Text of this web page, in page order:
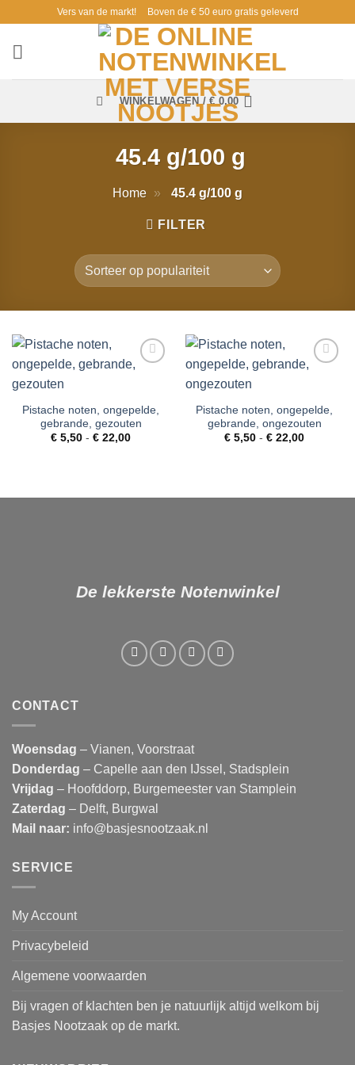
inhoud
Vers van de markt! Boven de € 50 euro gratis geleverd
WINKELWAGEN /€ 0,00
45.4 g/100 g
Home » 45.4 g/100 g
FILTER
Pistache noten, ongepelde,
gebrande, gezouten
€ 5,50 - € 22,00Prijsklasse:
Pistache noten, ongepelde,
gebrande, ongezouten
€ 5,50 - € 22,00
De lekkerste Notenwinkel
CONTACT
Woensdag – Vianen, Voorstraat
Donderdag – Capelle aan den IJssel, Stadsplein
Vrijdag – Hoofddorp, Burgemeester van Stamplein
Zaterdag – Delft, Burgwal
Mail naar: info@basjesnootzaak.nl
SERVICE
My Account
Privacybeleid
Algemene voorwaarden
Bij vragen of klachten ben je natuurlijk altijd welkom bij
Basjes Nootzaak op de markt.